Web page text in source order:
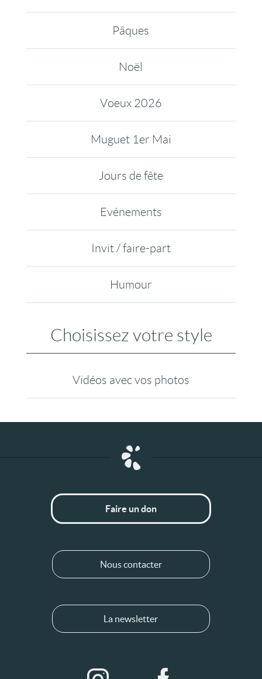
Pâques
Noël
Voeux 2026
Muguet 1er Mai
Jours de fête
Evénements
Invit / faire-part
Humour
Choisissez votre style
Vidéos avec vos photos
Faire un don
Nous contacter
La newsletter